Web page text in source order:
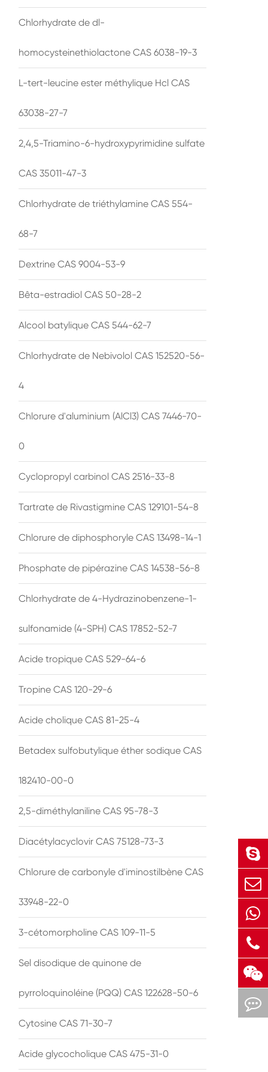
Chlorhydrate de dl-
homocysteinethiolactone CAS 6038-19-3
L-tert-leucine ester méthylique Hcl CAS
63038-27-7
2,4,5-Triamino-6-hydroxypyrimidine sulfate
CAS 35011-47-3
Chlorhydrate de triéthylamine CAS 554-
68-7
Dextrine CAS 9004-53-9
Bêta-estradiol CAS 50-28-2
Alcool batylique CAS 544-62-7
Chlorhydrate de Nebivolol CAS 152520-56-
4
Chlorure d'aluminium (AlCl3) CAS 7446-70-
0
Cyclopropyl carbinol CAS 2516-33-8
Tartrate de Rivastigmine CAS 129101-54-8
Chlorure de diphosphoryle CAS 13498-14-1
Phosphate de pipérazine CAS 14538-56-8
Chlorhydrate de 4-Hydrazinobenzene-1-
sulfonamide (4-SPH) CAS 17852-52-7
Acide tropique CAS 529-64-6
Tropine CAS 120-29-6
Acide cholique CAS 81-25-4
Betadex sulfobutylique éther sodique CAS
182410-00-0
2,5-diméthylaniline CAS 95-78-3
Diacétylacyclovir CAS 75128-73-3
Chlorure de carbonyle d'iminostilbène CAS
33948-22-0
3-cétomorpholine CAS 109-11-5
Sel disodique de quinone de
pyrroloquinoléine (PQQ) CAS 122628-50-6
Cytosine CAS 71-30-7
Acide glycocholique CAS 475-31-0